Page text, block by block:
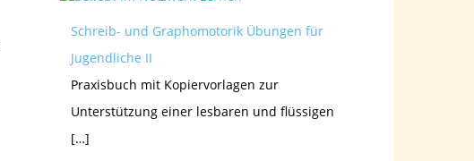
Schreib- und Graphomotorik Übungen für
Jugendliche II
Praxisbuch mit Kopiervorlagen zur
Unterstützung einer lesbaren und flüssigen
[…]